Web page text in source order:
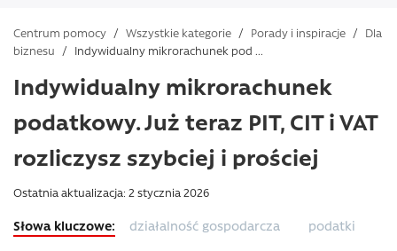
Centrum pomocy / Wszystkie kategorie / Porady i inspiracje / Dla
biznesu / Indywidualny mikrorachunek pod ...
Indywidualny mikrorachunek
podatkowy. Już teraz PIT, CIT i VAT
rozliczysz szybciej i prościej
Ostatnia aktualizacja: 2 stycznia 2026
działalność gospodarcza
podatki